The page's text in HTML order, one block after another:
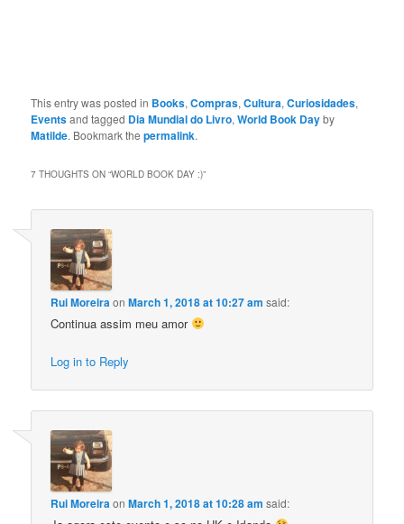
This entry was posted in Books,Compras,Cultura,Curiosidades,
Eventsand tagged Dia Mundial do Livro,World Book Dayby
Matilde. Bookmark thepermalink.
7 THOUGHTS ON “WORLD BOOK DAY :)”
Rui MoreiraonMarch 1, 2018 at 10:27 am said:
Continua assim meu amor
Log in to Reply
Rui MoreiraonMarch 1, 2018 at 10:28 am said: